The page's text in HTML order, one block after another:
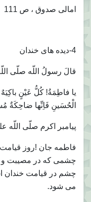
امالى صدوق ، ص 111
4-ديده هاى خندان
قالَ رسولُ اللّه صلّى
يا فاطِمَةُ! كُلُّ عَيْنٍ
الْحُسَينِ فَاِنِّها ضاحِكَةٌ
پيامبر اكرم صلّى اللّه
فاطمه جان !روز
چشمى كه در مصيبت و
چشم در قيامت خندان
مى شود.